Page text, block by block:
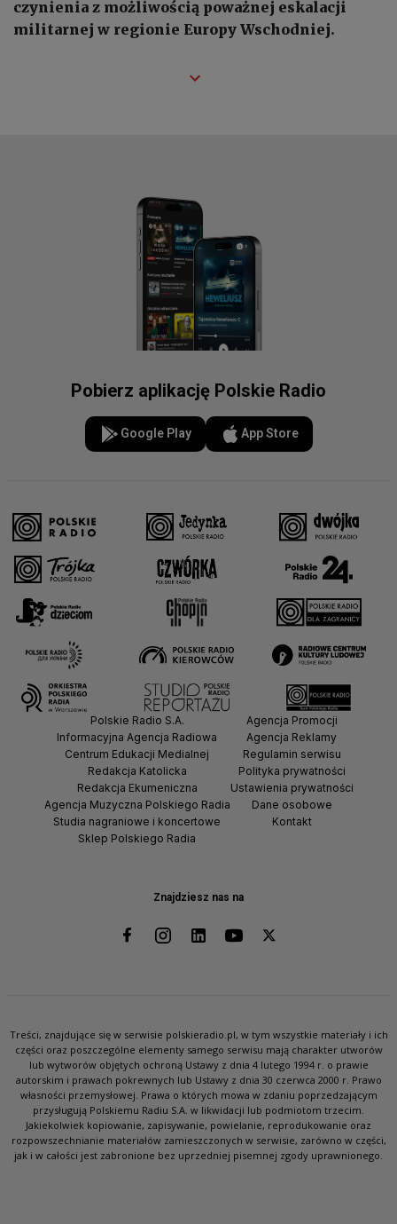
czynienia z możliwością poważnej eskalacji
militarnej w regionie Europy Wschodniej.
Pobierz aplikację Polskie Radio
Google Play App Store
Znajdziesz nas na
Polskie Radio S.A.
Informacyjna Agencja Radiowa
Centrum Edukacji Medialnej
Redakcja Katolicka
Redakcja Ekumeniczna
Agencja Muzyczna Polskiego Radia
Studia nagraniowe i koncertowe
Sklep Polskiego Radia
Agencja Promocji
Agencja Reklamy
Regulamin serwisu
Polityka prywatności
Ustawienia prywatności
Dane osobowe
Kontakt
Treści, znajdujące się w serwisie polskieradio.pl, w tym wszystkie materiały i ich
części oraz poszczególne elementy samego serwisu mają charakter utworów
lub wytworów objętych ochroną Ustawy z dnia 4 lutego 1994 r. o prawie
autorskim i prawach pokrewnych lub Ustawy z dnia 30 czerwca 2000 r. Prawo
własności przemysłowej. Prawa o których mowa w zdaniu poprzedzającym
przysługują Polskiemu Radiu S.A. w likwidacji lub podmiotom trzecim.
Jakiekolwiek kopiowanie, zapisywanie, powielanie, reprodukowanie oraz
rozpowszechnianie materiałów zamieszczonych w serwisie, zarówno w części,
jak i w całości jest zabronione bez uprzedniej pisemnej zgody uprawnionego.